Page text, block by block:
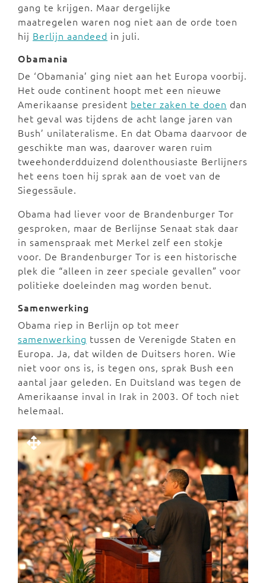
gang te krijgen. Maar dergelijke
maatregelen waren nog niet aan de orde toen
hij Berlijn aandeed in juli.
Obamania
De ‘Obamania’ ging niet aan het Europa voorbij.
Het oude continent hoopt met een nieuwe
Amerikaanse president beter zaken te doen dan
het geval was tijdens de acht lange jaren van
Bush’ unilateralisme. En dat Obama daarvoor de
geschikte man was, daarover waren ruim
tweehonderdduizend dolenthousiaste Berlijners
het eens toen hij sprak aan de voet van de
Siegessäule.
Obama had liever voor de Brandenburger Tor
gesproken, maar de Berlijnse Senaat stak daar
in samenspraak met Merkel zelf een stokje
voor. De Brandenburger Tor is een historische
plek die “alleen in zeer speciale gevallen” voor
politieke doeleinden mag worden benut.
Samenwerking
Obama riep in Berlijn op tot meer
samenwerking tussen de Verenigde Staten en
Europa. Ja, dat wilden de Duitsers horen. Wie
niet voor ons is, is tegen ons, sprak Bush een
aantal jaar geleden. En Duitsland was tegen de
Amerikaanse inval in Irak in 2003. Of toch niet
helemaal.